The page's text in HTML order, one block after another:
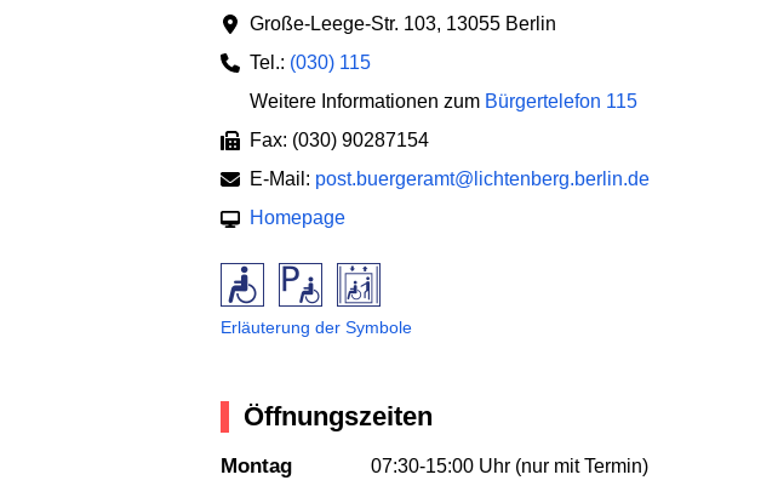
Große-Leege-Str. 103, 13055 Berlin
Tel.: (030) 115
Weitere Informationen zum Bürgertelefon 115
Fax: (030) 90287154
E-Mail: post.buergeramt@lichtenberg.berlin.de
Homepage
Erläuterung der Symbole
Öffnungszeiten
Montag 07:30-15:00 Uhr (nur mit Termin)